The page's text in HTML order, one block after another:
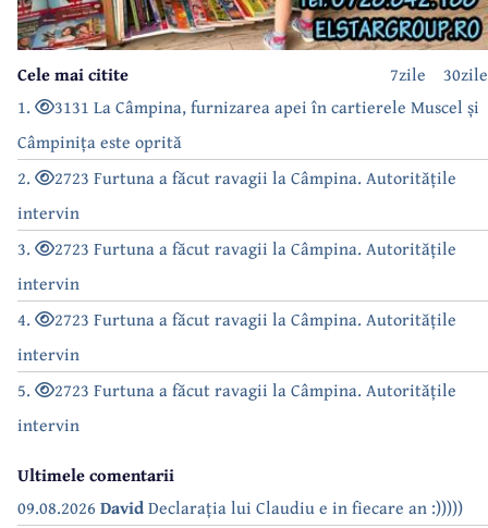
30zile
7zile
Cele mai citite
1.
3131 La Câmpina, furnizarea apei în cartierele Muscel și
Câmpinița este oprită
2.
2723 Furtuna a făcut ravagii la Câmpina. Autoritățile
intervin
3.
2723 Furtuna a făcut ravagii la Câmpina. Autoritățile
intervin
4.
2723 Furtuna a făcut ravagii la Câmpina. Autoritățile
intervin
5.
2723 Furtuna a făcut ravagii la Câmpina. Autoritățile
intervin
Ultimele comentarii
09.08.2026 DavidDeclarația lui Claudiu e in fiecare an :)))))